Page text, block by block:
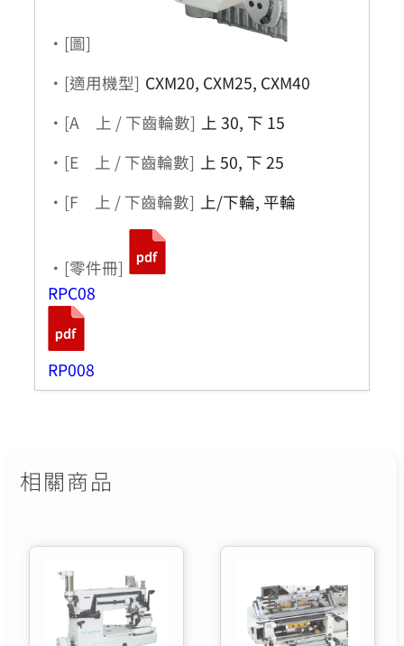
・[圖]
・[適用機型] CXM20, CXM25, CXM40
・[A 上 / 下齒輪數] 上 30, 下 15
・[E 上 / 下齒輪數] 上 50, 下 25
・[F 上 / 下齒輪數] 上/下輪, 平輪
・[零件冊]
RPC08
RP008
相關商品